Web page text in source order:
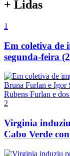
+ Lidas
1
Em coletiva de
segunda-feira
2
Virginia
Cabo Verde